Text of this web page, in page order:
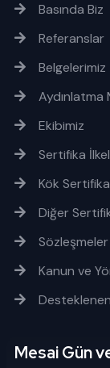
Basında Biz
Referanslar
Belgelerimiz
Aydınlatma
Ekibimiz
Sertifika
Kök
Diğer
Sözleşmeler
Kanun ve
Mesai Gün